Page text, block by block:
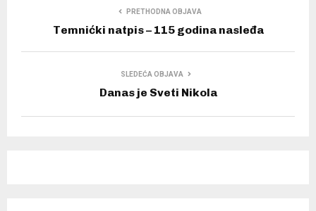
PRETHODNA OBJAVA
Temnićki natpis – 115 godina nasleđa
SLEDEĆA OBJAVA
Danas je Sveti Nikola